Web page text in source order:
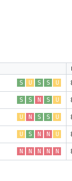
S U S S U
S S N S U
U N S S U
U S N N U
N N N N N